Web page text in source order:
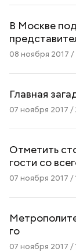
В Москве
08 ноября 2017 /
Главная
07 ноября 2017 /
Отметить
гости со
07 ноября 2017 /
го
07 ноября 2017 /